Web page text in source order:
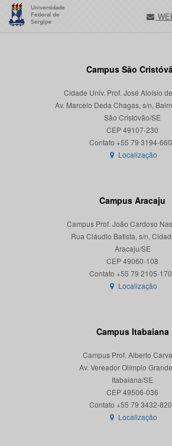
Campus São
Cidade Univ. Prof. José Aloísio
Av. Marcelo Deda Chagas, s/n,
São Cristóvão/SE
CEP 49107-230
Localização
Campus Aracaju
Campus Prof. João Cardoso
Rua Cláudio Batista, s/n,
Aracaju/SE
CEP 49060-108
Localização
Campus Itabaiana
Campus Prof. Alberto
Av. Vereador Olímpio
Itabaiana/SE
CEP 49506-036
Localização